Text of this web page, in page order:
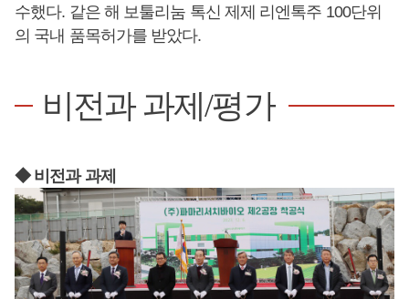
수했다. 같은 해 보툴리눔 톡신 제제 리엔톡주 100단위
의 국내 품목허가를 받았다.
비전과 과제/평가
◆ 비전과 과제